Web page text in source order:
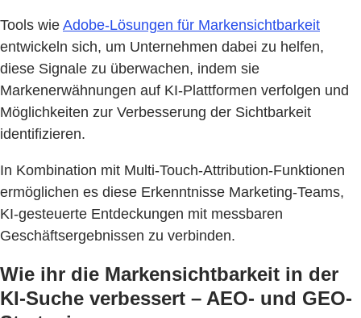
Tools wie Adobe-Lösungen für Markensichtbarkeit
entwickeln sich, um Unternehmen dabei zu helfen,
diese Signale zu überwachen, indem sie
Markenerwähnungen auf KI-Plattformen verfolgen und
Möglichkeiten zur Verbesserung der Sichtbarkeit
identifizieren.
In Kombination mit Multi-Touch-Attribution-Funktionen
ermöglichen es diese Erkenntnisse Marketing-Teams,
KI-gesteuerte Entdeckungen mit messbaren
Geschäftsergebnissen zu verbinden.
Wie ihr die Markensichtbarkeit in der
KI-Suche verbessert – AEO- und GEO-